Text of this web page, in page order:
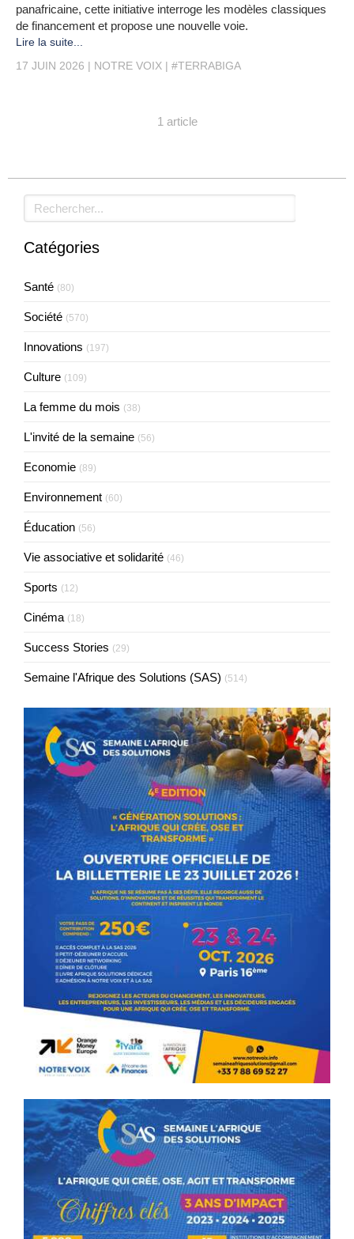
panafricaine, cette initiative interroge les modèles classiques
de financement et propose une nouvelle voie.
Lire la suite...
17 JUIN 2026
NOTRE VOIX #TERRABIGA
1 article
Rechercher
Catégories
Santé (80)
Société (570)
Innovations (197)
Culture (109)
La femme du mois (38)
L'invité de la semaine (56)
Economie (89)
Environnement (60)
Éducation (56)
Vie associative et solidarité (46)
Sports (12)
Cinéma (18)
Success Stories (29)
Semaine l'Afrique des Solutions (SAS) (514)